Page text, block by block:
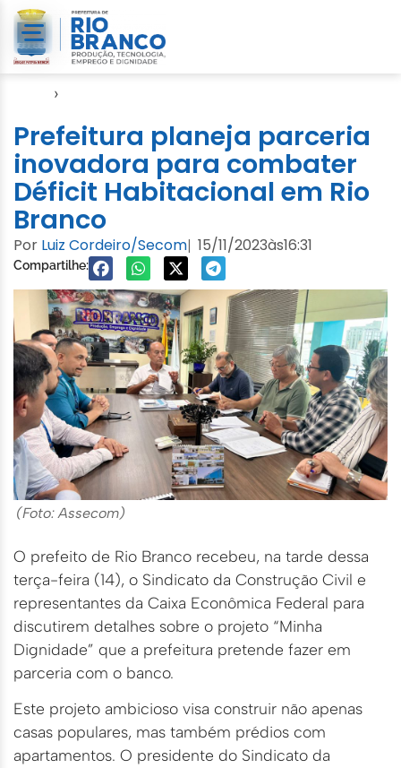
›
Prefeitura planeja parceria
inovadora para combater
Déficit Habitacional em Rio
Branco
Por Luiz Cordeiro/Secom| 15/11/2023às16:31
Compartilhe:
(Foto: Assecom)
O prefeito de Rio Branco recebeu, na tarde dessa
terça-feira (14), o Sindicato da Construção Civil e
representantes da Caixa Econômica Federal para
discutirem detalhes sobre o projeto “Minha
Dignidade” que a prefeitura pretende fazer em
parceria com o banco.
Este projeto ambicioso visa construir não apenas
casas populares, mas também prédios com
apartamentos. O presidente do Sindicato da